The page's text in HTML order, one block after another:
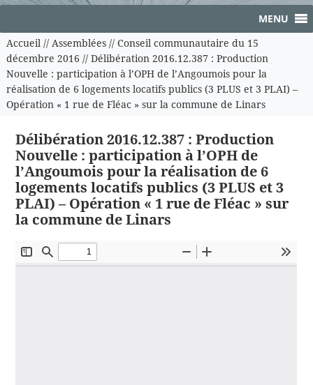
MENU
Accueil// Assemblées// Conseil communautaire du 15
décembre 2016 // Délibération 2016.12.387 : Production
Nouvelle : participation à l’OPH de l’Angoumois pour la
réalisation de 6 logements locatifs publics (3 PLUS et 3 PLAI) –
Opération « 1 rue de Fléac » sur la commune de Linars
Délibération 2016.12.387 : Production
Nouvelle : participation à l’OPH de
l’Angoumois pour la réalisation de 6
logements locatifs publics (3 PLUS et 3
PLAI) – Opération « 1 rue de Fléac » sur
la commune de Linars